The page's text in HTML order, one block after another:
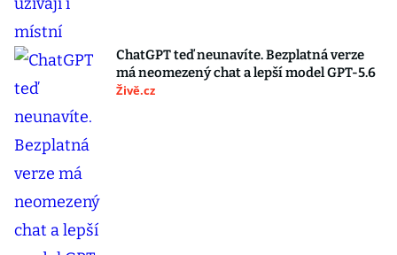
ChatGPT teď neunavíte. Bezplatná verze
má neomezený chat a lepší model GPT-5.6
Živě.cz